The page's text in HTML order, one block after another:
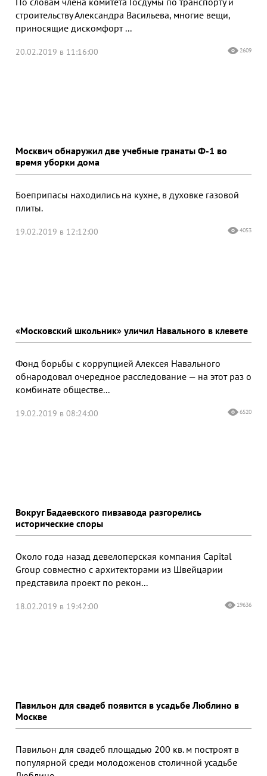
строительству Александра Васильева, многие вещи,
приносящие дискомфорт ...
20.02.2019 в 11:16:00 2609
Москвич обнаружил две учебные гранаты Ф-1 во
время уборки дома
Боеприпасы находились на кухне, в духовке газовой
плиты.
19.02.2019 в 12:12:00 4053
«Московский школьник» уличил Навального в клевете
Фонд борьбы с коррупцией Алексея Навального
обнародовал очередное расследование — на этот раз о
комбинате обществе...
19.02.2019 в 08:24:00 6520
Вокруг Бадаевского пивзавода разгорелись
исторические споры
Около года назад девелоперская компания Capital
Group совместно с архитекторами из Швейцарии
представила проект по рекон...
18.02.2019 в 19:42:00 19636
Павильон для свадеб появится в усадьбе Люблино в
Москве
Павильон для свадеб площадью 200 кв. м построят в
популярной среди молодоженов столичной усадьбе